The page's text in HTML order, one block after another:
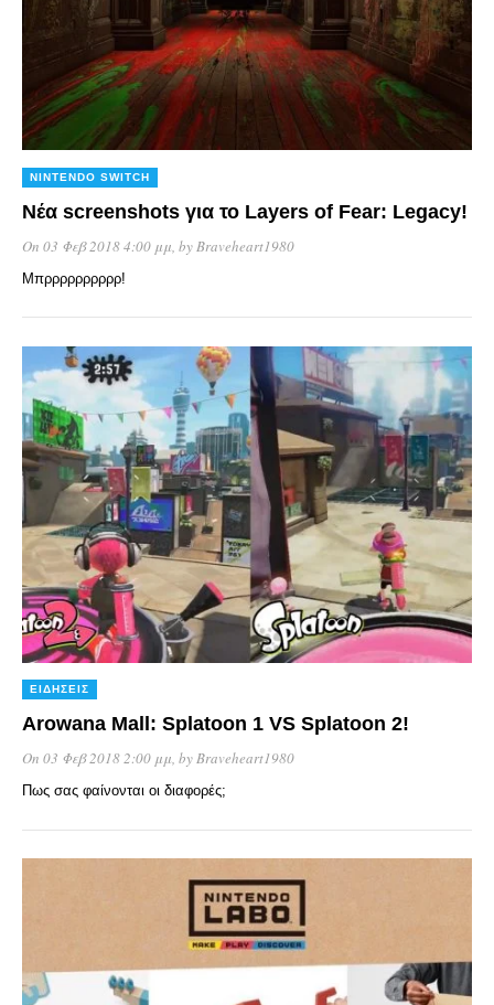
NINTENDO SWITCH
Νέα screenshots για το Layers of Fear: Legacy!
On 03 Φεβ 2018 4:00 μμ, byBraveheart1980
Μπρρρρρρρρρρ!
ΕΙΔΉΣΕΙΣ
Arowana Mall: Splatoon 1 VS Splatoon 2!
On 03 Φεβ 2018 2:00 μμ, byBraveheart1980
Πως σας φαίνονται οι διαφορές;